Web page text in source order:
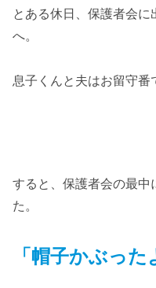
とある休日、保護者会に
へ。
息子くんと夫はお留守番
すると、保護者会の最中
た。
「帽子かぶった